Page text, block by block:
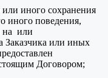
иного сохранения
иного поведения,
на или
Заказчика или иных
Договором;